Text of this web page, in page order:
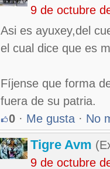
9 de octubre
Asi es ayuxey,del
el cual dice que es
Fíjense que forma
fuera de su patria.
0 · Me gusta · No
Tigre Avm
9 de octubre